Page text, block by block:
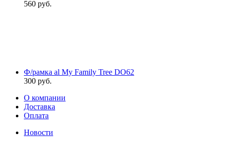
560 руб.
Ф/рамка al My Family Tree DO62
300 руб.
О компании
Доставка
Оплата
Новости